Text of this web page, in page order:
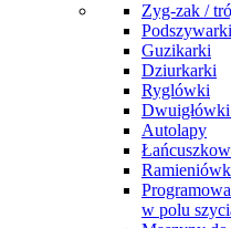
Zyg-zak /
Podszywarki
Guzikarki
Dziurkarki
Ryglówki
Autolapy
w polu